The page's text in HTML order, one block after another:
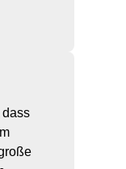
dass